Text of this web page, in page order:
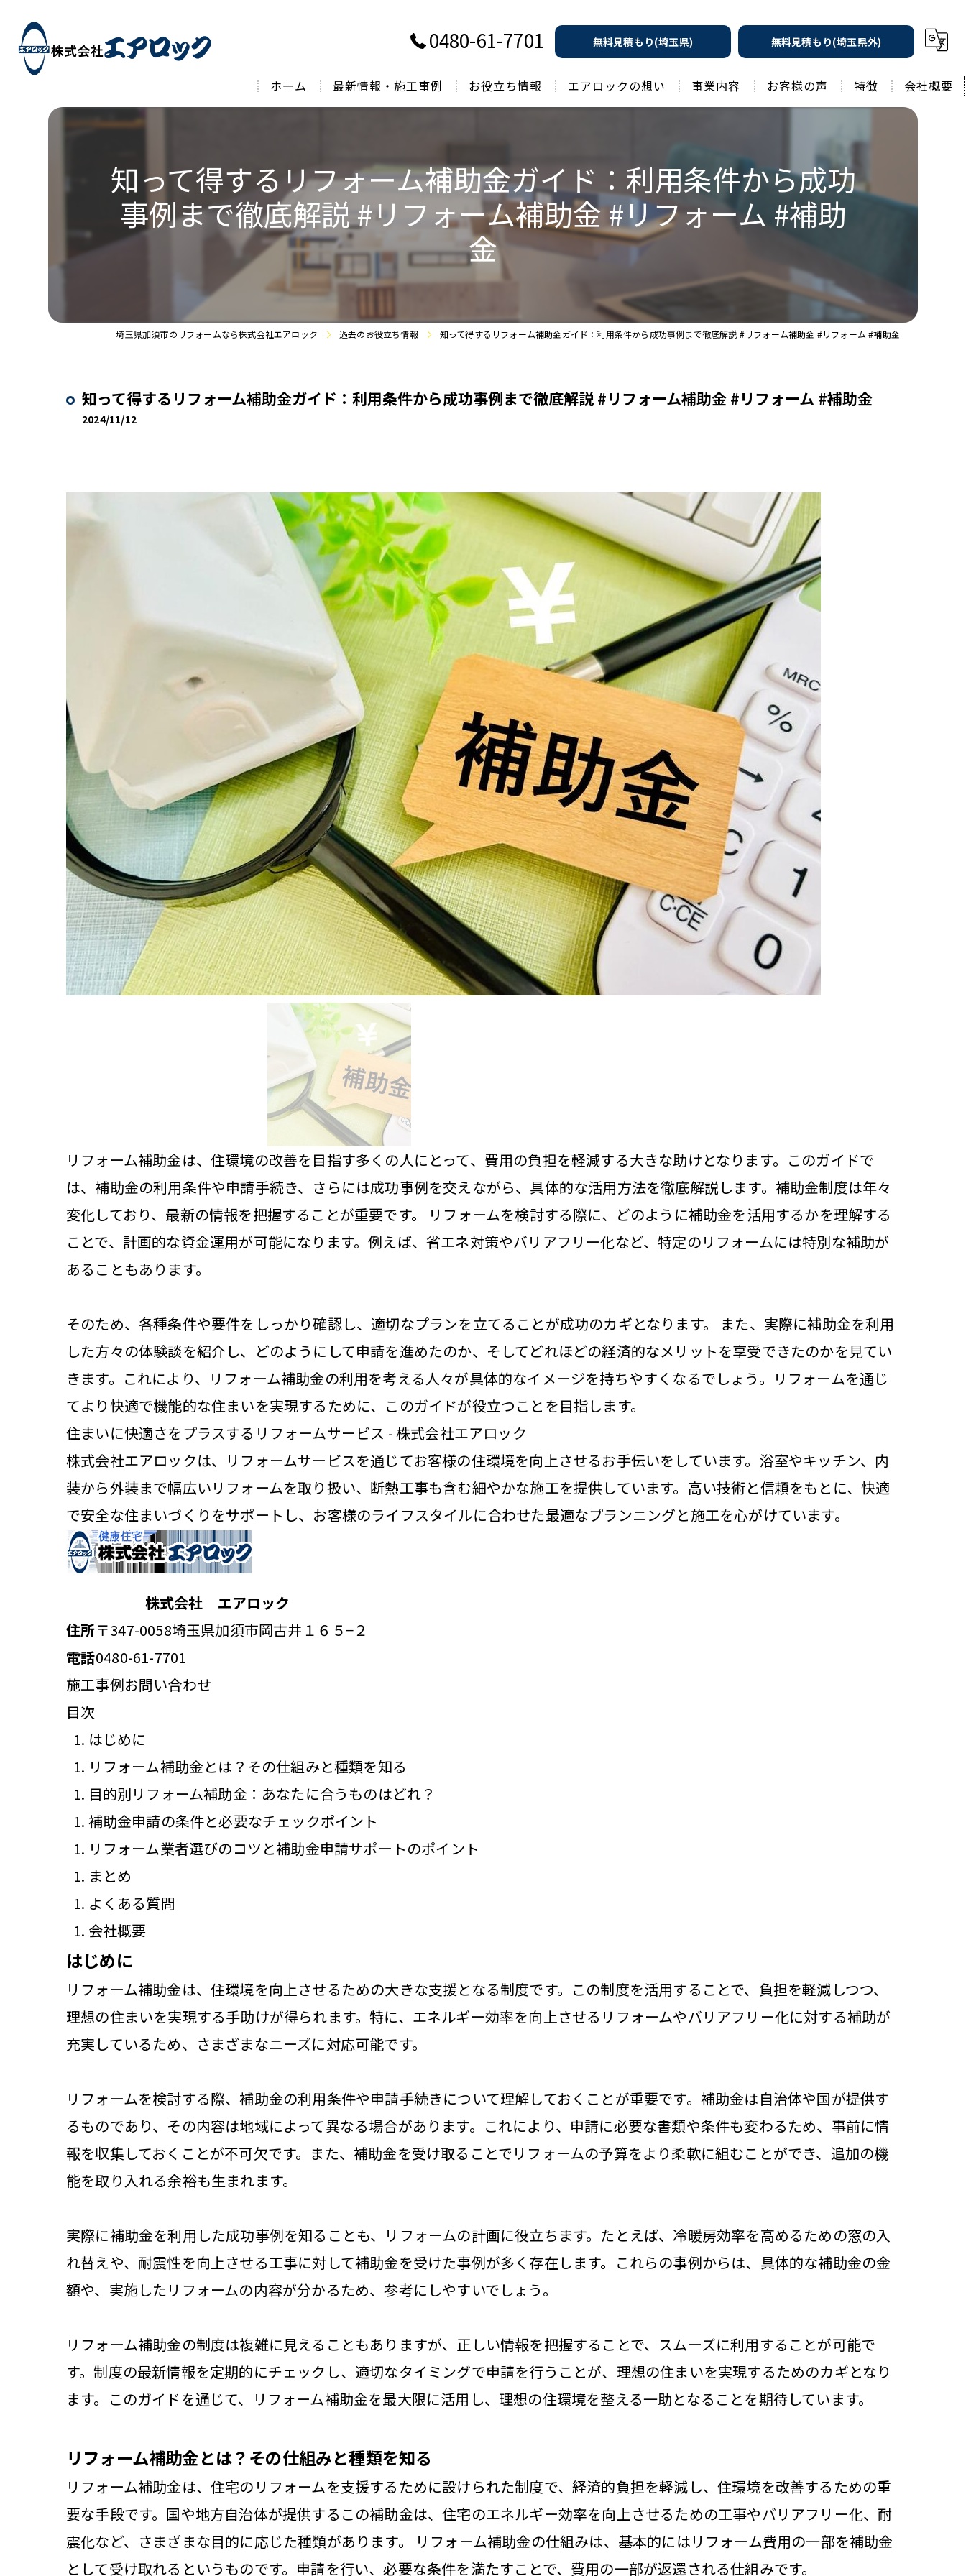
0480-61-7701 無料見積もり(埼玉県) 無料見積もり(埼玉県外)
ホーム 最新情報・施工事例 お役立ち情報 エアロックの想い 事業内容
水回りリフォーム
お客様の声 特徴
水回り
会社概要
知って得するリフォーム補助金ガイド：利用条件から成功
事例まで徹底解説 #リフォーム補助金 #リフォーム #補助
金
埼玉県加須市のリフォームなら株式会社エアロック 過去のお役立ち情報 知って得するリフォーム補助金ガイド：利用条件から成功事例まで徹底解説 #リフォーム補助金 #リフォーム #補助金
知って得するリフォーム補助金ガイド：利用条件から成功事例まで徹底解説 #リフォーム補助金 #リフォーム #補助金
2024/11/12
リフォーム補助金は、住環境の改善を目指す多くの人にとって、費用の負担を軽減する大きな助けとなります。このガイドで
は、補助金の利用条件や申請手続き、さらには成功事例を交えながら、具体的な活用方法を徹底解説します。補助金制度は年々
変化しており、最新の情報を把握することが重要です。 リフォームを検討する際に、どのように補助金を活用するかを理解する
ことで、計画的な資金運用が可能になります。例えば、省エネ対策やバリアフリー化など、特定のリフォームには特別な補助が
あることもあります。
そのため、各種条件や要件をしっかり確認し、適切なプランを立てることが成功のカギとなります。 また、実際に補助金を利用
した方々の体験談を紹介し、どのようにして申請を進めたのか、そしてどれほどの経済的なメリットを享受できたのかを見てい
きます。これにより、リフォーム補助金の利用を考える人々が具体的なイメージを持ちやすくなるでしょう。リフォームを通じ
てより快適で機能的な住まいを実現するために、このガイドが役立つことを目指します。
住まいに快適さをプラスするリフォームサービス - 株式会社エアロック
株式会社エアロックは、リフォームサービスを通じてお客様の住環境を向上させるお手伝いをしています。浴室やキッチン、内
装から外装まで幅広いリフォームを取り扱い、断熱工事も含む細やかな施工を提供しています。高い技術と信頼をもとに、快適
で安全な住まいづくりをサポートし、お客様のライフスタイルに合わせた最適なプランニングと施工を心がけています。
株式会社 エアロック
住所〒347-0058埼玉県加須市岡古井１６５−２
電話0480-61-7701
施工事例お問い合わせ
目次
はじめに
リフォーム補助金とは？その仕組みと種類を知る
目的別リフォーム補助金：あなたに合うものはどれ？
補助金申請の条件と必要なチェックポイント
リフォーム業者選びのコツと補助金申請サポートのポイント
まとめ
よくある質問
会社概要
はじめに
リフォーム補助金は、住環境を向上させるための大きな支援となる制度です。この制度を活用することで、負担を軽減しつつ、
理想の住まいを実現する手助けが得られます。特に、エネルギー効率を向上させるリフォームやバリアフリー化に対する補助が
充実しているため、さまざまなニーズに対応可能です。
リフォームを検討する際、補助金の利用条件や申請手続きについて理解しておくことが重要です。補助金は自治体や国が提供す
るものであり、その内容は地域によって異なる場合があります。これにより、申請に必要な書類や条件も変わるため、事前に情
報を収集しておくことが不可欠です。また、補助金を受け取ることでリフォームの予算をより柔軟に組むことができ、追加の機
能を取り入れる余裕も生まれます。
実際に補助金を利用した成功事例を知ることも、リフォームの計画に役立ちます。たとえば、冷暖房効率を高めるための窓の入
れ替えや、耐震性を向上させる工事に対して補助金を受けた事例が多く存在します。これらの事例からは、具体的な補助金の金
額や、実施したリフォームの内容が分かるため、参考にしやすいでしょう。
リフォーム補助金の制度は複雑に見えることもありますが、正しい情報を把握することで、スムーズに利用することが可能で
す。制度の最新情報を定期的にチェックし、適切なタイミングで申請を行うことが、理想の住まいを実現するためのカギとなり
ます。このガイドを通じて、リフォーム補助金を最大限に活用し、理想の住環境を整える一助となることを期待しています。
リフォーム補助金とは？その仕組みと種類を知る
リフォーム補助金は、住宅のリフォームを支援するために設けられた制度で、経済的負担を軽減し、住環境を改善するための重
要な手段です。国や地方自治体が提供するこの補助金は、住宅のエネルギー効率を向上させるための工事やバリアフリー化、耐
震化など、さまざまな目的に応じた種類があります。 リフォーム補助金の仕組みは、基本的にはリフォーム費用の一部を補助金
として受け取れるというものです。申請を行い、必要な条件を満たすことで、費用の一部が返還される仕組みです。